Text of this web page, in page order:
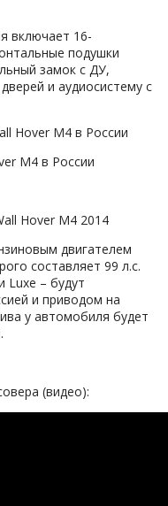
включает 16-
подушки
замок с ДУ,
и аудиосистему с
Hover M4 2014
двигателем
составляет 99 л.с.
Luxe – будут
и приводом на
у автомобиля будет
(видео):